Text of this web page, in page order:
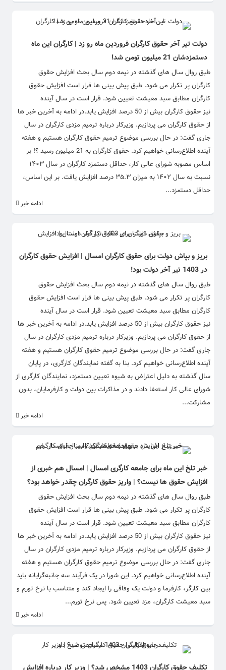
دولت تیر آخر حقوق کارگران فروردین ماه رو زد | کارگران این ماه
دستمزدشان 21 میلیون تومن شد!
طبق روال سال های گذشته در نیمه دوم سال بحث افزایش حقوق
کارگران پر تکرار می شود. طبق پیش بینی ها قرار است افزایش حقوق
کارگران مطابق سبد معیشت تعیین شود. قرار است در سال آینده
نیز حقوق کارگران بیش از 50 درصد افزایش یابد.در ادامه به آخرین خبر ها
از حقوق کارگران می پردازیم. وزیرکار درباره ترمیم مزدی کارگران در سال
جاری گفت: در حال بررسی موضوع ترمیم حقوق کارگران هستیم و هفته
آینده اطلاع‌رسانی خواهیم کرد. حقوق کارگران به 21 میلیون رسید ؟! بر
اساس مصوبه شورای عالی کار، حداقل دستمزد کارگران در سال ۱۴۰۳
نسبت به سال ۱۴۰۲ به میزان ۳۵.۳ درصد افزایش یافت. بر این اساس،
حداقل دستمزد...
ادامه خبر
بریز و بپاش دولت برای حقوق کارگران امسال | افزایش حقوق کارگران
در 1403 تیر آخر دولت بود!
طبق روال سال های گذشته در نیمه دوم سال بحث افزایش حقوق
کارگران پر تکرار می شود. طبق پیش بینی ها قرار است افزایش حقوق
کارگران مطابق سبد معیشت تعیین شود. قرار است در سال آینده
نیز حقوق کارگران بیش از 50 درصد افزایش یابد.در ادامه به آخرین خبر ها
از حقوق کارگران می پردازیم. وزیرکار درباره ترمیم مزدی کارگران در سال
جاری گفت: در حال بررسی موضوع ترمیم حقوق کارگران هستیم و هفته
آینده اطلاع‌رسانی خواهیم کرد. بنا به گفته نمایندگان کارگری، در پایان
سال گذشته به دلیل اعتراض به شیوه تعیین دستمزد، نمایندگان کارگری از
شورای عالی کار استعفا دادند و در مذاکرات بین دولت و کارفرمایان، بدون
مشارکت...
ادامه خبر
خبر تلخ این ماه برای جامعه کارگری امسال | امسال هم خبری از
افزایش حقوق ها نیست؟ | واریز حقوق کارگران چقدر خواهد بود؟
طبق روال سال های گذشته در نیمه دوم سال بحث افزایش حقوق
کارگران پر تکرار می شود. طبق پیش بینی ها قرار است افزایش حقوق
کارگران مطابق سبد معیشت تعیین شود. قرار است در سال آینده
نیز حقوق کارگران بیش از 50 درصد افزایش یابد.در ادامه به آخرین خبر ها
از حقوق کارگران می پردازیم. وزیرکار درباره ترمیم مزدی کارگران در سال
جاری گفت: در حال بررسی موضوع ترمیم حقوق کارگران هستیم و هفته
آینده اطلاع‌رسانی خواهیم کرد. این شورا در یک فرآیند سه جانبه‌گرایانه باید
بین کارگر، کارفرما و دولت یک وفاقی را ایجاد کند و متناسب با نرخ تورم و
سبد معیشت کارگران، مزد تعیین شود. پس نرخ تورم...
ادامه خبر
تکلیف حقوق کارگران 1403 مشخص شد؟ | وزیر کار درباره افزایش